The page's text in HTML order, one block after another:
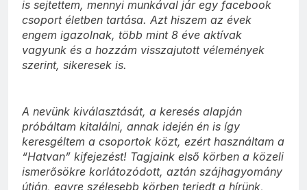
is sejtettem, mennyi munkával jár egy facebook
csoport életben tartása. Azt hiszem az évek
engem igazolnak, több mint 8 éve aktívak
vagyunk és a hozzám visszajutott vélemények
szerint, sikeresek is.
A nevünk kiválasztását, a keresés alapján
próbáltam kitalálni, annak idején én is így
keresgéltem a csoportok közt, ezért használtam a
“Hatvan” kifejezést! Tagjaink első körben a közeli
ismerősökre korlátozódott, aztán szájhagyomány
útján, egyre szélesebb körben terjedt a hírünk,